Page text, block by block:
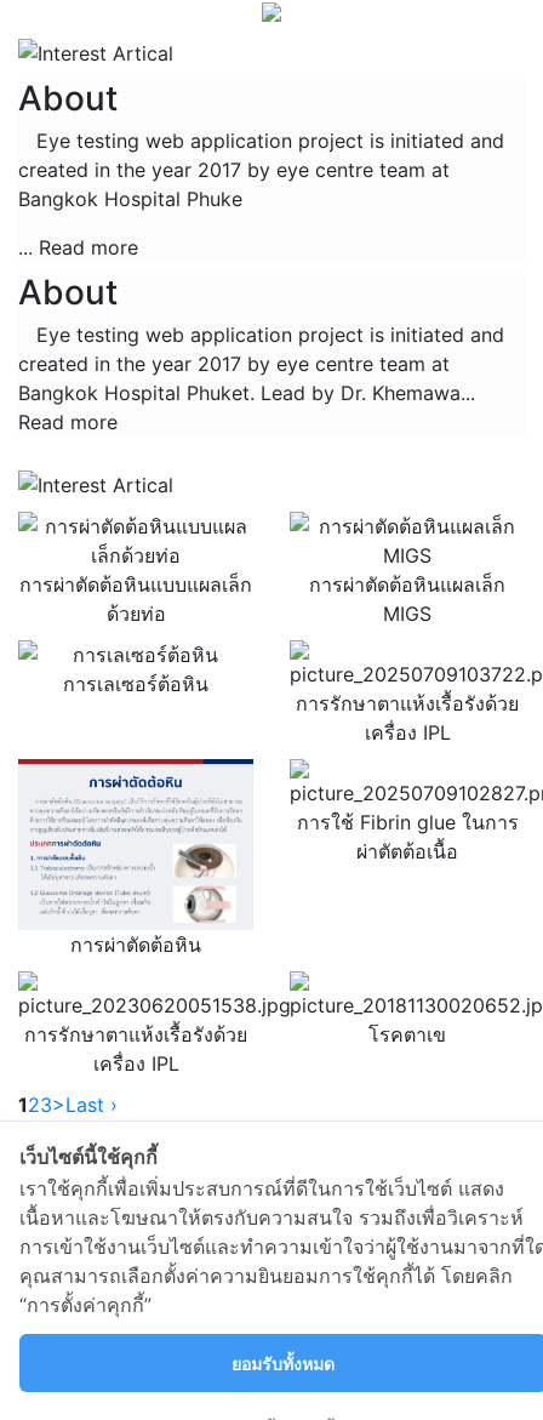
About
Eye testing web application project is initiated and
created in the year 2017 by eye centre team at
Bangkok Hospital Phuke
... Read more
About
Eye testing web application project is initiated and
created in the year 2017 by eye centre team at
Bangkok Hospital Phuket. Lead by Dr. Khemawa...
Read more
การผ่าตัดต้อหินแบบแผลเล็ก
ด้วยท่อ
การผ่าตัดต้อหินแผลเล็ก
MIGS
การเลเซอร์ต้อหิน
การรักษาตาแห้งเรื้อรังด้วย
เครื่อง IPL
การผ่าตัดต้อหิน
การใช้ Fibrin glue ในการ
ผ่าตัตต้อเนื้อ
การรักษาตาแห้งเรื้อรังด้วย
เครื่อง IPL
โรคตาเข
123>Last ›
[Click] X
Privacy Policy| Cookie Policy
2026Bangkok Hospital Phuket
เว็บไซต์นี้ใช้คุกกี้
เราใช้คุกกี้เพื่อเพิ่มประสบการณ์ที่ดีในการใช้เว็บไซต์ แสดง
เนื้อหาและโฆษณาให้ตรงกับความสนใจ รวมถึงเพื่อวิเคราะห์
การเข้าใช้งานเว็บไซต์และทำความเข้าใจว่าผู้ใช้งานมาจากที่ใ
คุณสามารถเลือกตั้งค่าความยินยอมการใช้คุกกี้ได้ โดยคลิก
“การตั้งค่าคุกกี้”
ยอมรับทั้งหมด